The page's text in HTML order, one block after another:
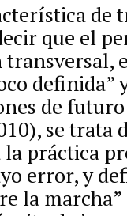
de
que el
definida”
de
se trata
práctica
error, y
la